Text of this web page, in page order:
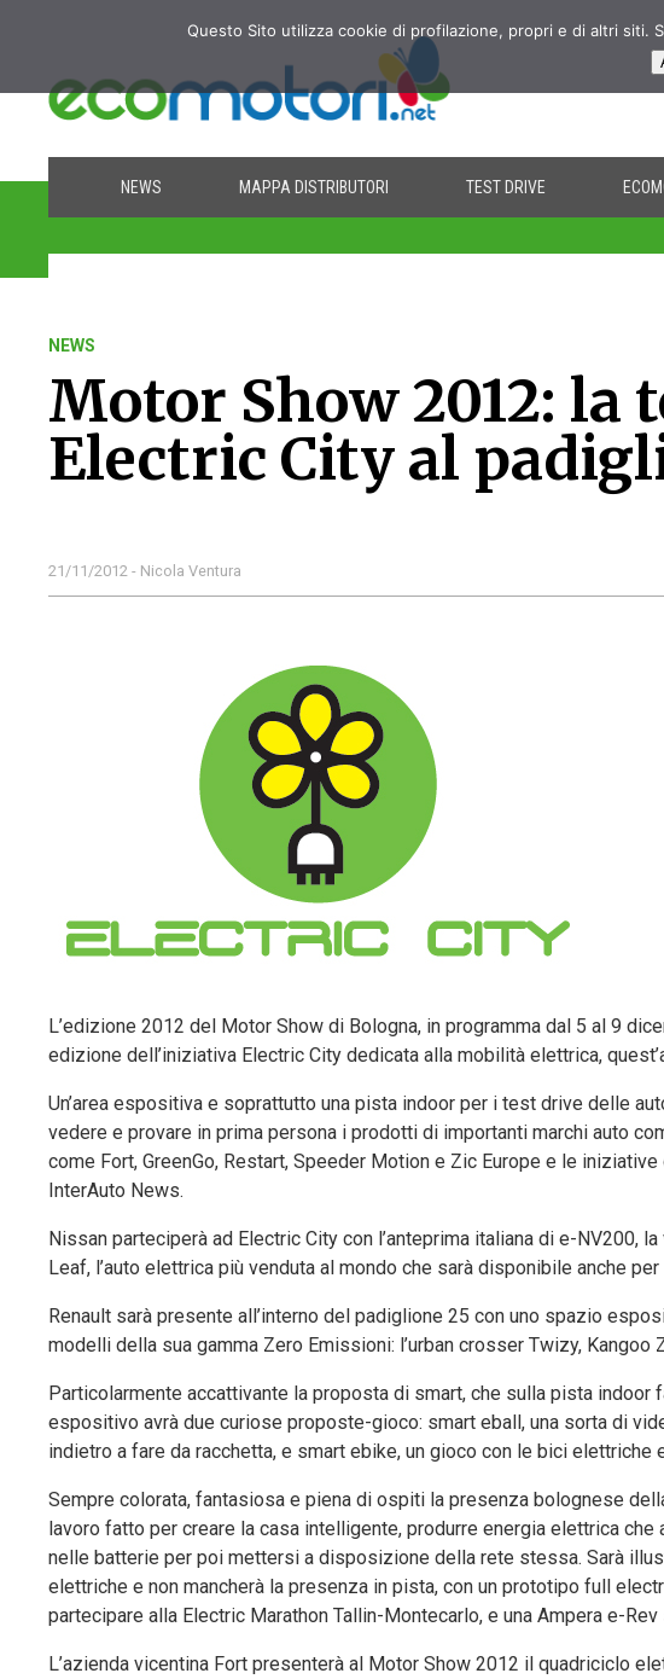
NEWS MAPPA DISTRIBUTORI TEST DRIVE
NEWS
Motor Show 2012: la
Electric City al
21/11/2012 - Nicola Ventura
L’edizione 2012 del Motor Show di Bologna, in programma dal 5 al 9
edizione dell’iniziativa Electric City dedicata alla mobilità elettrica,
Un’area espositiva e soprattutto una pista indoor per i test drive delle
vedere e provare in prima persona i prodotti di importanti marchi auto
come Fort, GreenGo, Restart, Speeder Motion e Zic Europe e le
InterAuto News.
Nissan parteciperà ad Electric City con l’anteprima italiana di e-NV200,
Leaf, l’auto elettrica più venduta al mondo che sarà disponibile anche
Renault sarà presente all’interno del padiglione 25 con uno spazio
modelli della sua gamma Zero Emissioni: l’urban crosser Twizy, Kangoo
Particolarmente accattivante la proposta di smart, che sulla pista
espositivo avrà due curiose proposte-gioco: smart eball, una sorta di
indietro a fare da racchetta, e smart ebike, un gioco con le bici elettriche
Sempre colorata, fantasiosa e piena di ospiti la presenza bolognese
lavoro fatto per creare la casa intelligente, produrre energia elettrica
nelle batterie per poi mettersi a disposizione della rete stessa. Sarà
elettriche e non mancherà la presenza in pista, con un prototipo full
partecipare alla Electric Marathon Tallin-Montecarlo, e una Ampera e-
L’azienda vicentina Fort presenterà al Motor Show 2012 il quadriciclo
Questo Sito utilizza cookie di profilazione, propri e di altri siti.